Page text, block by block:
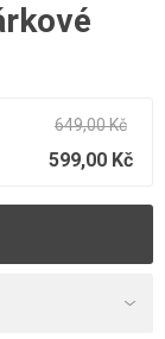
649,00 Kč
599,00 Kč